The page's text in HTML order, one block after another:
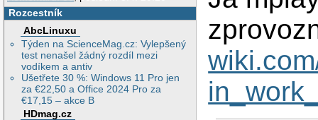
Rozcestník
AbcLinuxu
Týden na ScienceMag.cz: Vylepšený
test nenašel žádný rozdíl mezi
vodíkem a antiv
Ušetřete 30 %: Windows 11 Pro jen
za €22,50 a Office 2024 Pro za
€17,15 – akce B
HDmag.cz